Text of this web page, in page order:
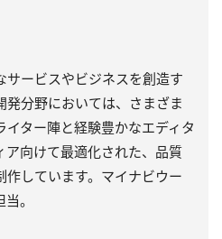
サービスやビジネスを創造す
発分野においては、さまざま
ター陣と経験豊かなエディタ
ア向けて最適化された、品質
作しています。マイナビウー
。